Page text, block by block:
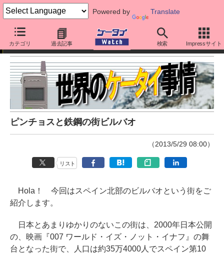
Powered by Translate
カテゴリ 過去記事 検索 Impressサイト
世界のケータイ事情
ピンチョスと鉄鋼の街ビルバオ
（2013/5/29 08:00）
リスト
Hola！ 今回はスペイン北部のビルバオという街をご
紹介します。
日本とあまりゆかりのないこの街は、2000年日本公開
の、映画『007 ワールド・イズ・ノット・イナフ』の舞
台となった街で、人口は約35万4000人でスペイン第10